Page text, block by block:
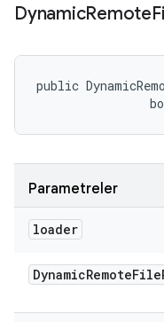
DynamicRemote
public
Parametreler
loader
DynamicRemoteFile